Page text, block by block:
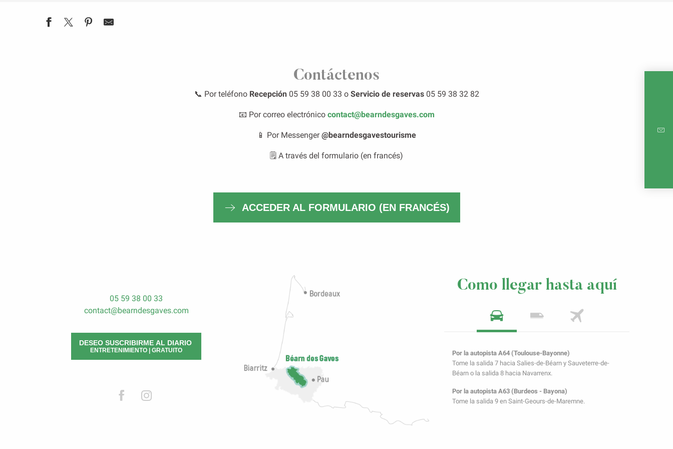
Contáctenos
📞 Por teléfono Recepción05 59 38 00 33 o Servicio de reservas05 59 38 32 82
📧 Por correo electrónico contact@bearndesgaves.com
📱 Por Messenger@bearndesgavestourisme
🗒️ A través del formulario (en francés)
ACCEDER AL FORMULARIO (EN FRANCÉS)
05 59 38 00 33
contact@bearndesgaves.com
DESEO SUSCRIBIRME AL DIARIO
ENTRETENIMIENTO | GRATUITO
Como llegar hasta aquí
Por la autopista A64 (Toulouse-Bayonne)
Tome la salida 7 hacia Salies-de-Béarn y Sauveterre-de-
Béarn o la salida 8 hacia Navarrenx.
Por la autopista A63 (Burdeos - Bayona)
Tome la salida 9 en Saint-Geours-de-Maremne.